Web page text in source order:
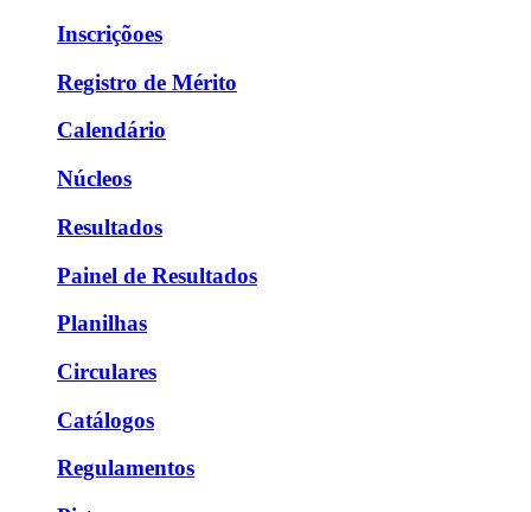
Inscriçõoes
Registro de Mérito
Calendário
Núcleos
Resultados
Painel de Resultados
Planilhas
Circulares
Catálogos
Regulamentos